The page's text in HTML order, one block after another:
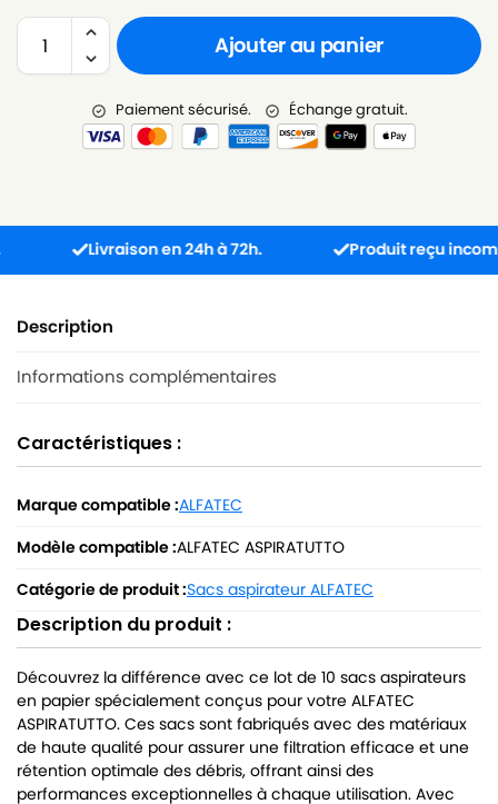
Ajouter au panier
Paiement sécurisé. Échange gratuit.
Livraison en 24h à 72h. Produit reçu
Description
Informations complémentaires
Caractéristiques :
Marque compatible :ALFATEC
Modèle compatible :ALFATEC ASPIRATUTTO
Catégorie de produit :Sacs aspirateur ALFATEC
Description du produit :
Découvrez la différence avec ce lot de 10 sacs aspirateurs
en papier spécialement conçus pour votre ALFATEC
ASPIRATUTTO. Ces sacs sont fabriqués avec des matériaux
de haute qualité pour assurer une filtration efficace et une
rétention optimale des débris, offrant ainsi des
performances exceptionnelles à chaque utilisation. Avec